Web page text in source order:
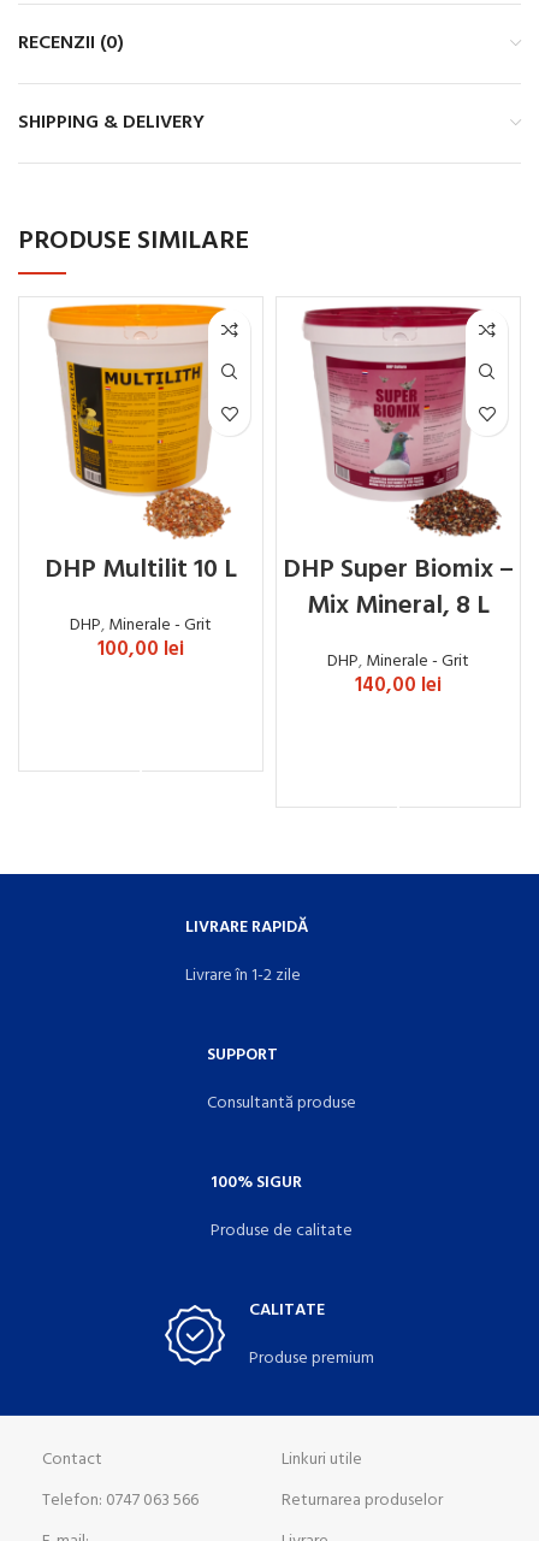
RECENZII (0)
SHIPPING & DELIVERY
PRODUSE SIMILARE
DHP Multilit 10 L
DHP,Minerale - Grit
100,00 lei
DHP Super Biomix –
Mix Mineral, 8 L
DHP,Minerale - Grit
140,00 lei
LIVRARE RAPIDĂ
Livrare în 1-2 zile
SUPPORT
Consultantă produse
100% SIGUR
Produse de calitate
CALITATE
Produse premium
Contact
Telefon: 0747 063 566
Linkuri utile
Returnarea produselor